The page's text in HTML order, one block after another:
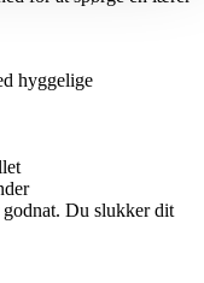
hyggelige
Du slukker dit